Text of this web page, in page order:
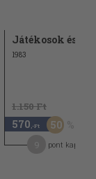
Játékosok és
1983
1.150 Ft
570 ,-Ft 50
pont kapható